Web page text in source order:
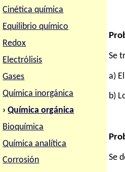
Cinética química
Equilibrio químico
Redox
Electrólisis
Gases
Química inorgánica
›Química orgánica
Bioquímica
Química analítica
Corrosión
Se
a)
b)
Se